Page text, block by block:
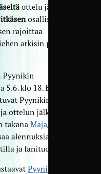
ottelu jää väliin
osallistumista
rajoittaa
arkisin poissa
Pyynikin
klo 18. Ennen
Pyynikintorin
ottelun jälkeen
takana Maja/Talossa
alennuksia
ja fanituotteilla.
Pyynikin